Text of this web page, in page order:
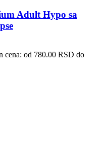
Adult Hypo sa
cena: od 780.00 RSD do